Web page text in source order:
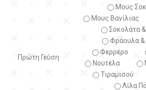
Πρώτη Γεύση
Μους
Μους Βανίλιας
Σοκολάτα
Φράουλα
Φερρέρο
Νουτέλα
Τιραμισού
Λίλα